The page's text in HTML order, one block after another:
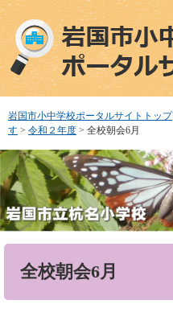
ペ
で
す
メ
ば
し
本
文
へ
岩国市小中学校ポータルサイトトップ
す > 令和２年度 > 全校朝会6月
全校朝会6月